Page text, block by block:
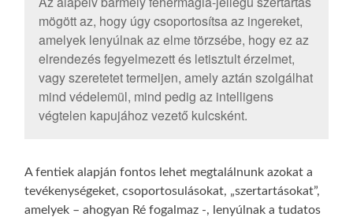
mögött az, hogy úgy csoportosítsa az ingereket,
amelyek lenyúlnak az elme törzsébe, hogy ez az
elrendezés fegyelmezett és letisztult érzelmet,
vagy szeretetet termeljen, amely aztán szolgálhat
mind védelemül, mind pedig az intelligens
végtelen kapujához vezető kulcsként.
A fentiek alapján fontos lehet megtalálnunk azokat a
tevékenységeket, csoportosulásokat, „szertartásokat”,
amelyek – ahogyan Ré fogalmaz -, lenyúlnak a tudatos